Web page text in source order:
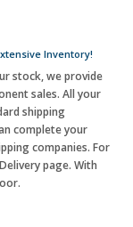
Inventory!
stock, we provide
sales. All your
shipping
complete your
companies. For
page. With